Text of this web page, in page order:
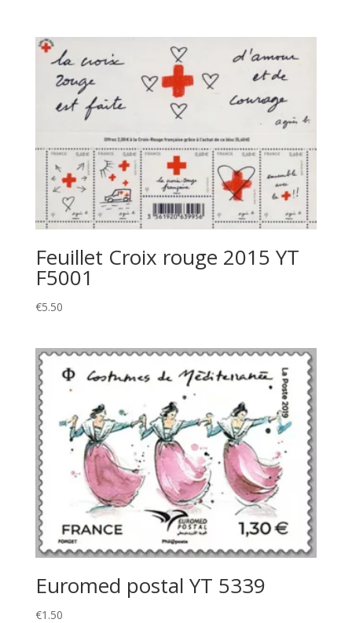
Feuillet Croix rouge 2015 YT
F5001
€5.50
Euromed postal YT 5339
€1.50